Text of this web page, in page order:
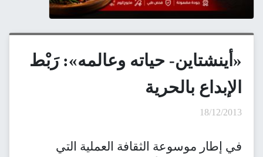
«أينشتاين- حياته وعالمه»: رَبْط
الإبداع بالحرية
18/12/2013
في إطار موسوعة الثقافة العملية التي